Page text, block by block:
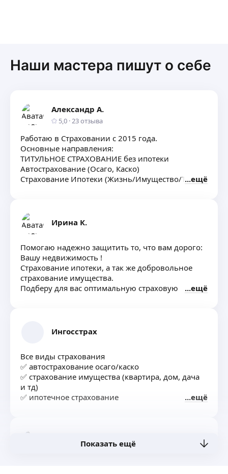
Наши мастера пишут о себе
Александр А.
5,0 · 23отзыва
Работаю в Страховании с 2015 года.
Основные направления:
ТИТУЛЬНОЕ СТРАХОВАНИЕ без ипотеки
Автострахование (Осаго, Каско)
Страхование Ипотеки (Жизнь/Имущество/Титул)
Организациями (Ресо, Альфа, Ингосстрах, Гайде,
Тинькоф, Вск, Гелиос и др.)
По Компаниям!
Бесплатное сопровождение договора —
Внесение изменений, Расторжение,
Консультация.
ещё
Ирина К.
Помогаю надежно защитить то, что вам дорого:
Вашу недвижимость !
Страхование ипотеки, а так же добровольное
страхование имущества.
Подберу для вас оптимальную страховую
✅ Помощь при наступлении страхового случая.
✅ консультация и расчет бесплатные.
ещё
Ингосстрах
Все виды страхования
✅ автострахование осаго/каско
✅ страхование имущества (квартира, дом, дача
и тд)
✅ ипотечное страхование
ещё
Эдуард Г.Показать ещё